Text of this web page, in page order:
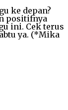
ke depan?
positifnya
ini. Cek terus
ya. (*Mika